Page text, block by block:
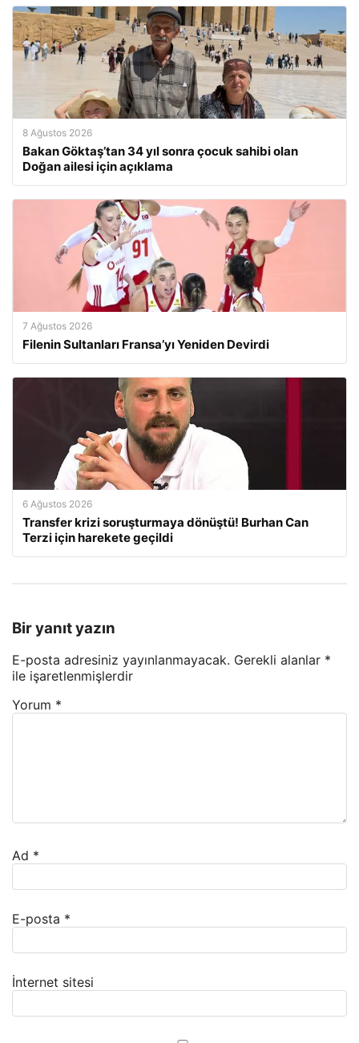
8 Ağustos 2026
Bakan Göktaş’tan 34 yıl sonra çocuk sahibi olan
Doğan ailesi için açıklama
7 Ağustos 2026
Filenin Sultanları Fransa’yı Yeniden Devirdi
6 Ağustos 2026
Transfer krizi soruşturmaya dönüştü! Burhan Can
Terzi için harekete geçildi
Bir yanıt yazın
E-posta adresiniz yayınlanmayacak. Gerekli alanlar *
ile işaretlenmişlerdir
Yorum *
Ad *
E-posta *
İnternet sitesi